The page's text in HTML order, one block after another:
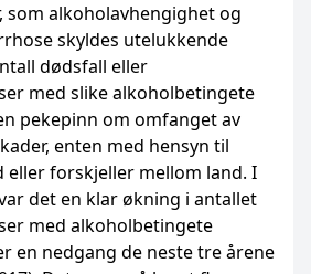
som alkoholavhengighet og
skyldes utelukkende
dødsfall eller
med slike alkoholbetingete
pekepinn om omfanget av
enten med hensyn til
forskjeller mellom land. I
det en klar økning i antallet
med alkoholbetingete
en nedgang de neste tre årene